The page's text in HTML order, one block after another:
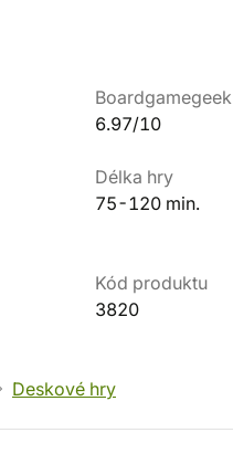
Boardgamegeek
6.97/10
Délka hry
75-120 min.
Kód produktu
3820
Deskové hry